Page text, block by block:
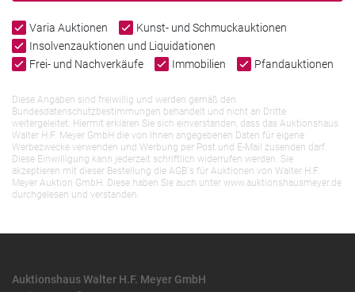
Varia Auktionen
Kunst- und Schmuckauktionen
Insolvenzauktionen und Liquidationen
Frei- und Nachverkäufe
Immobilien Pfandauktionen
Diese Angaben sind freiwillig und werden gemäß den
Bundesdatenschutzbestimmungen behandelt und nicht an Dritte
weitergeleitet. Hiermit erklären Sie sich einverstanden, dass das Auktionshaus
Walter H.F. Meyer GmbH die von Ihnen angegebenen Daten für eigene
Werbezwecke verwenden und Werbung per Post und E-Mail zusenden darf.
Diese Einwilligung kann jederzeit schriftlich widerrufen werden. Sie
akzeptieren mit dieser Bestellung die AGB`s für Auktionen von Walter H.F.
Meyer Auktion GmbH. Diese haben Sie auch unter www.auktionshausmeyer.de
durchgelesen und verstanden.
Auktionshaus Walter H.F. Meyer GmbH